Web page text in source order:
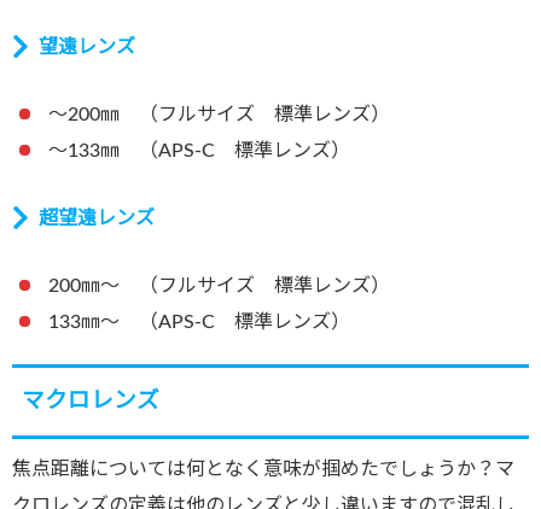
望遠レンズ
～200㎜ （フルサイズ 標準レンズ）
～133㎜ （APS-C 標準レンズ）
超望遠レンズ
200㎜～ （フルサイズ 標準レンズ）
133㎜～ （APS-C 標準レンズ）
マクロレンズ
焦点距離については何となく意味が掴めたでしょうか？マ